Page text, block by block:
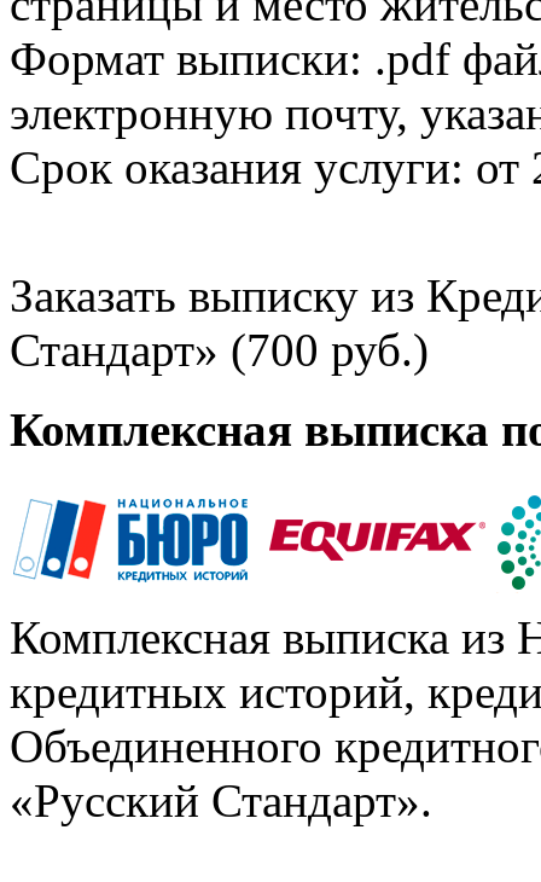
Формат выписки: .pdf
электронную почту,
Срок оказания услуги: от
Заказать выписку из
Стандарт» (700 руб.)
Комплексная выписка
Комплексная выписка из
кредитных историй,
Объединенного
«Русский Стандарт».